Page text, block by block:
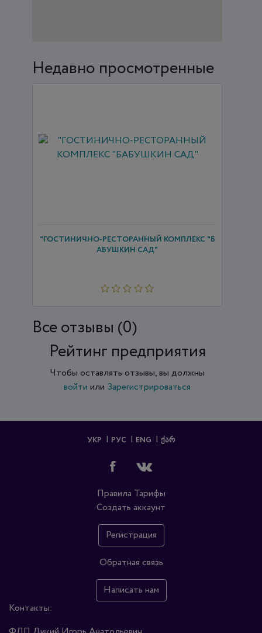
Недавно просмотренные
"ГОСТИНИЧНО-РЕСТОРАННЫЙ КОМПЛЕКС "Б
АБУШКИН САД"
Все отзывы (0)
Рейтинг предприятия
Чтобы оставлять отзывы, вы должны
войти или Зарегистрироваться
УКР РУС ENG ᲥᲐᲠ
Правила Тарифы
Создать аккаунт
Регистрация
Обратная связь
Написать нам
Контакты: